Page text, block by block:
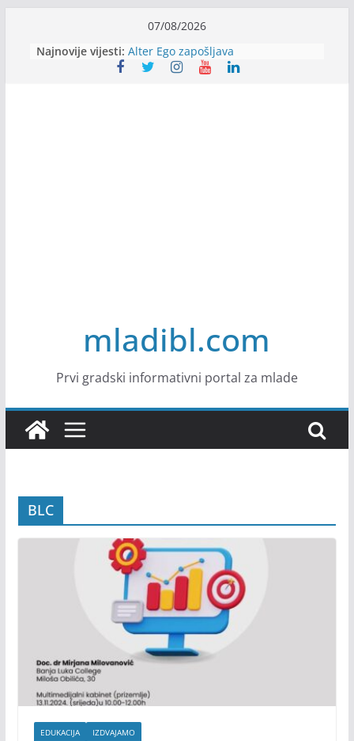
content
07/08/2026
Najnovije vijesti: Alter Ego zapošljava
Sjajna arhitektonska praksa u
mladibl.com
Prvi gradski informativni portal za mlade
BLC
EDUKACIJA IZDVAJAMO